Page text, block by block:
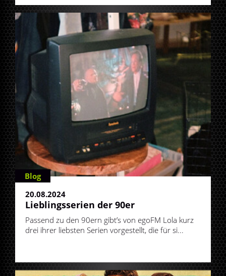
Blog
20.08.2024
Lieblingsserien der 90er
Passend zu den 90ern gibt’s von egoFM Lola kurz
drei ihrer liebsten Serien vorgestellt, die für si...